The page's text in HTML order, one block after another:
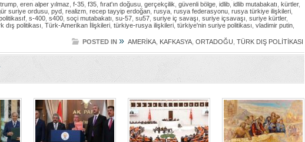
eren alper yılmaz f-35 f35 fırat'ın doğusu gerçekçilik güvenli bölge idlib idlib mutabakatı kürtler,
suriye ordusu pyd realizm recep tayyip erdoğan rusya rusya federasyonu rusya türkiye ilişkileri
s-400 s400 soçi mutabakatı su-57 su57 suriye iç savaşı suriye içsavaşı suriye kürtler,
dış politikası Türk-Amerikan İlişkileri türkiye-rusya ilişkileri türkiye'nin suriye politikası vladimir putin
POSTED IN » AMERİKA KAFKASYA ORTADOĞU TÜRK DIŞ POLİTİKASI